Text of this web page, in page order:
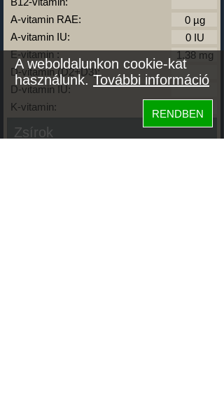
A-vitamin RAE:
A-vitamin IU:
E-vitamin :
D-vitamin (D2+D3):
D-vitamin IU:
K-vitamin:
Zsírok
A weboldalunkon cookie-kat
használunk.További információ
RENDBEN